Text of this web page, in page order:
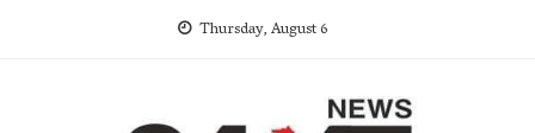
Thursday, August 6